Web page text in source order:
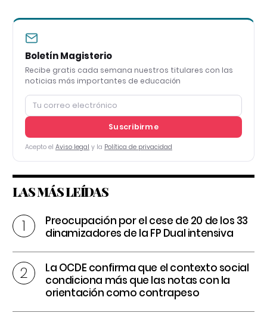
Boletín Magisterio
Recibe gratis cada semana nuestros titulares con las
noticias más importantes de educación
Suscribirme
Acepto el Aviso legal y la Política de privacidad
LAS MÁS LEÍDAS
Preocupación por el cese de 20 de los 33
dinamizadores de la FP Dual intensiva
La OCDE confirma que el contexto social
condiciona más que las notas con la
orientación como contrapeso